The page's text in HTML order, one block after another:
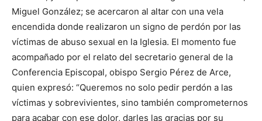
Miguel González; se acercaron al altar con una vela
encendida donde realizaron un signo de perdón por las
víctimas de abuso sexual en la Iglesia. El momento fue
acompañado por el relato del secretario general de la
Conferencia Episcopal, obispo Sergio Pérez de Arce,
quien expresó: “Queremos no solo pedir perdón a las
víctimas y sobrevivientes, sino también comprometernos
para acabar con ese dolor, darles las gracias por su